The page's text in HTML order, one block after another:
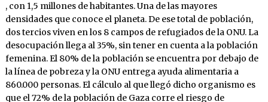
, con 1,5 millones de habitantes. Una de las mayores
densidades que conoce el planeta. De ese total de población,
dos tercios viven en los 8 campos de refugiados de la ONU. La
desocupación llega al 35%, sin tener en cuenta a la población
femenina. El 80% de la población se encuentra por debajo de
la línea de pobreza y la ONU entrega ayuda alimentaria a
860.000 personas. El cálculo al que llegó dicho organismo es
que el 72% de la población de Gaza corre el riesgo de